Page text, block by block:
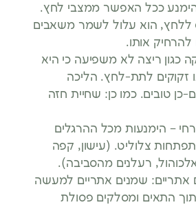
ככל האפשר ממצבי לחץ.
ללחץ, הוא עלול לשמר משאבים
להרחיק אותו.
כגון ריצה לא משפיעה כי היא
זקוקים לתת-לחץ. הליכה
כן טובים. כמו כן: שחיית חזה
– הימנעות מכל ההרגלים
צלוליט. (עישון, קפה
רעלנים מהסביבה).
אתריים: שמנים אתריים למעשה
התאים ומסלקים פסולת